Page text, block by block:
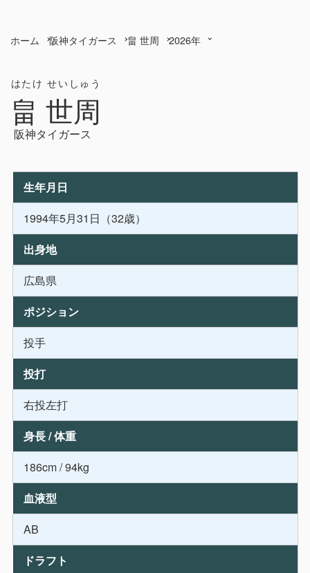
ホーム 阪神タイガース 畠 世周 2026年
畠 世周
はたけ せいしゅう
阪神タイガース
生年月日
1994年5月31日（32歳）
出身地
広島県
ポジション
投手
投打
右投左打
身長 / 体重
186cm / 94kg
血液型
AB
ドラフト